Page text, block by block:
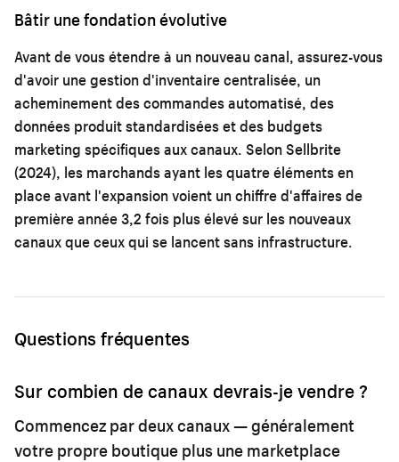
Bâtir une fondation évolutive
Avant de vous étendre à un nouveau canal, assurez-vous
d'avoir une gestion d'inventaire centralisée, un
acheminement des commandes automatisé, des
données produit standardisées et des budgets
marketing spécifiques aux canaux. Selon Sellbrite
(2024), les marchands ayant les quatre éléments en
place avant l'expansion voient un chiffre d'affaires de
première année 3,2 fois plus élevé sur les nouveaux
canaux que ceux qui se lancent sans infrastructure.
Questions fréquentes
Sur combien de canaux devrais-je vendre ?
Commencez par deux canaux — généralement
votre propre boutique plus une marketplace